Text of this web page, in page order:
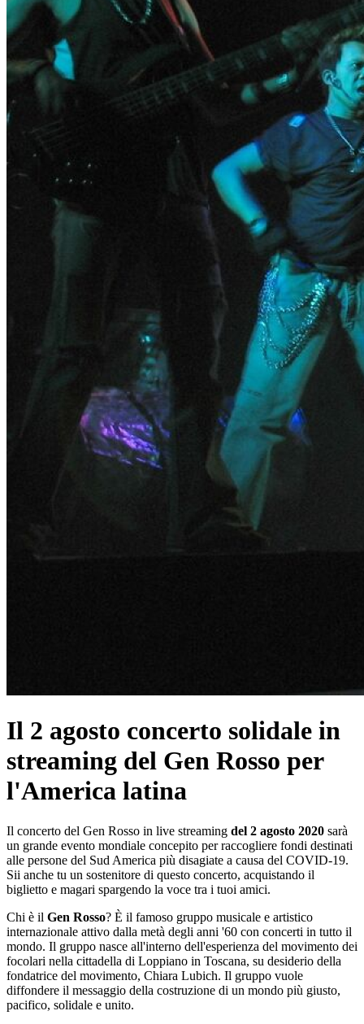
Il 2 agosto concerto solidale in
streaming del Gen Rosso per
l'America latina
Il concerto del Gen Rosso in live streaming del 2 agosto 2020 sarà
un grande evento mondiale concepito per raccogliere fondi destinati
alle persone del Sud America più disagiate a causa del COVID-19.
Sii anche tu un sostenitore di questo concerto, acquistando il
biglietto e magari spargendo la voce tra i tuoi amici.
Chi è il Gen Rosso? È il famoso gruppo musicale e artistico
internazionale attivo dalla metà degli anni '60 con concerti in tutto il
mondo. Il gruppo nasce all'interno dell'esperienza del movimento dei
focolari nella cittadella di Loppiano in Toscana, su desiderio della
fondatrice del movimento, Chiara Lubich. Il gruppo vuole
diffondere il messaggio della costruzione di un mondo più giusto,
pacifico, solidale e unito.